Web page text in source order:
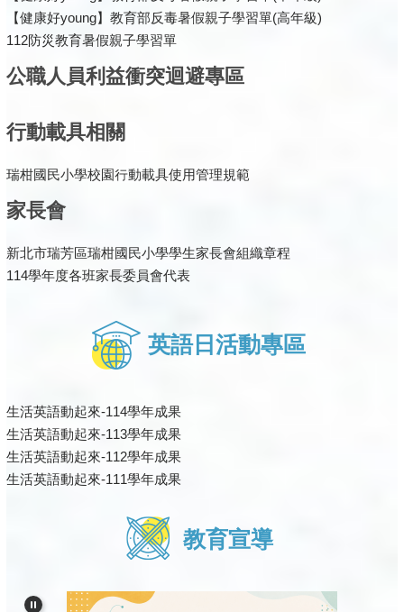
【健康好young】教育部反毒暑假親子學習單(高年級)
112防災教育暑假親子學習單
公職人員利益衝突迴避專區
行動載具相關
瑞柑國民小學校園行動載具使用管理規範
家長會
新北市瑞芳區瑞柑國民小學學生家長會組織章程
114學年度各班家長委員會代表
英語日活動專區
生活英語動起來-114學年成果
生活英語動起來-113學年成果
生活英語動起來-112學年成果
生活英語動起來-111學年成果
教育宣導